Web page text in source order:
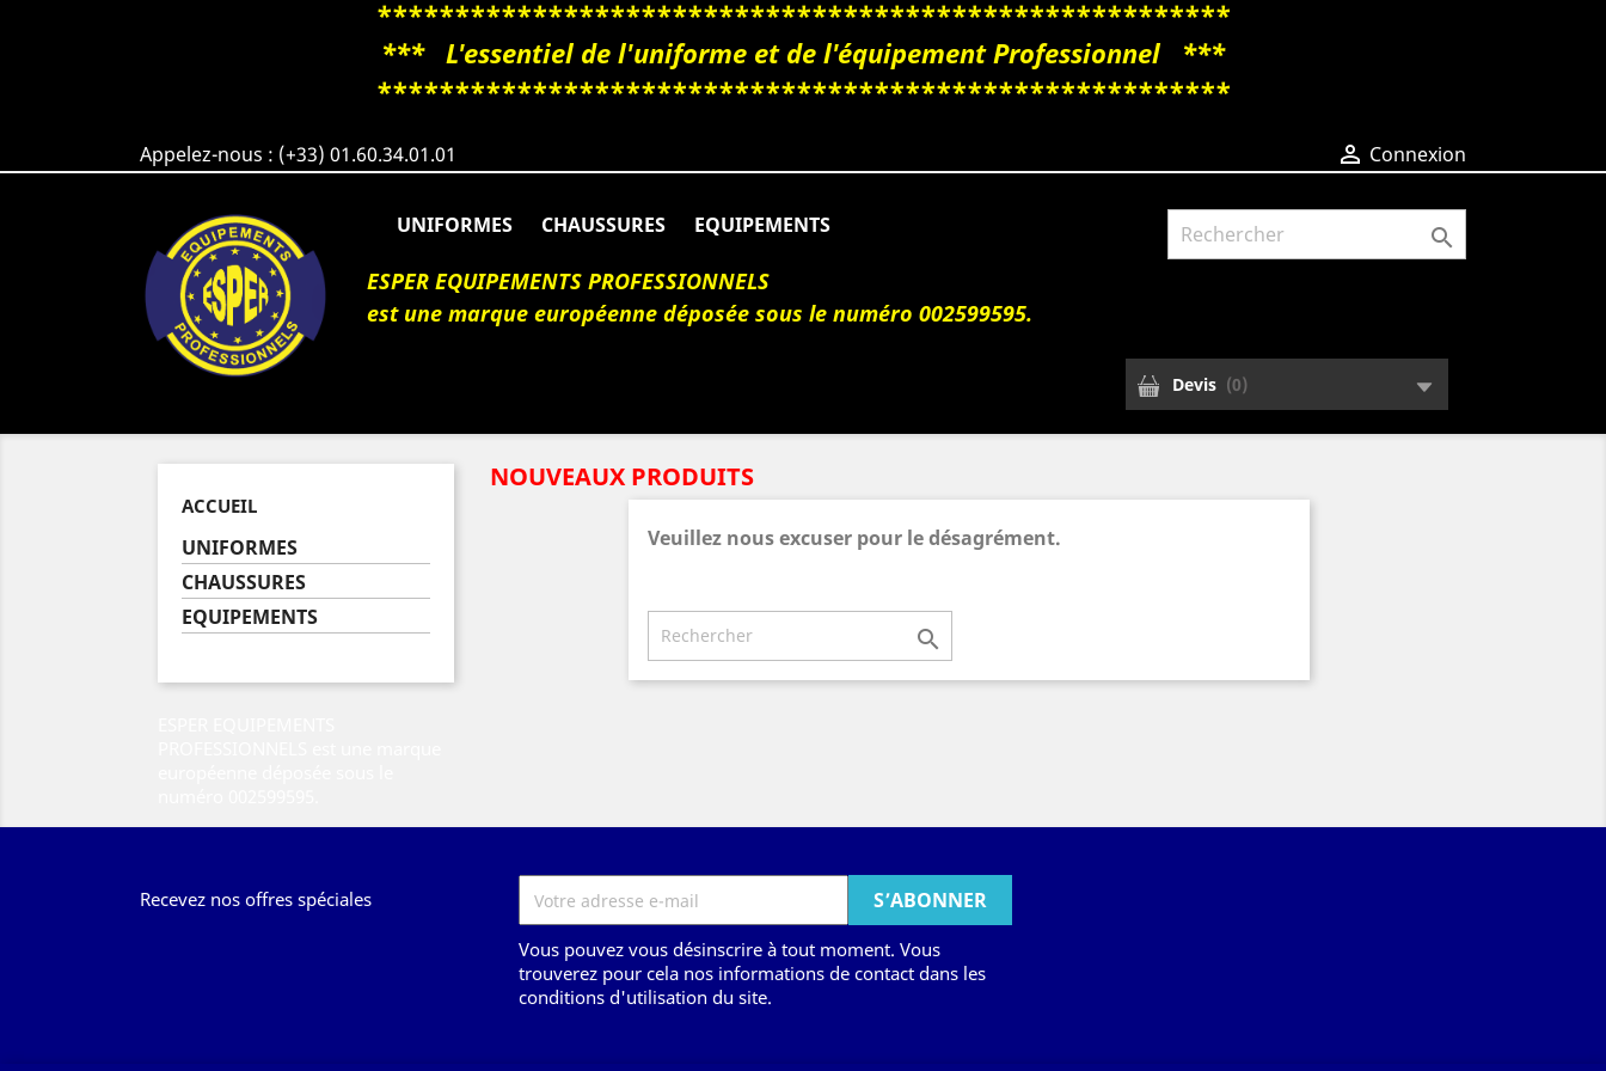
*******************************************************
*** L'essentiel de l'uniforme et de l'équipement Professionnel ***
*******************************************************
Appelez-nous : (+33) 01.60.34.01.01  Connexion
UNIFORMES CHAUSSURES EQUIPEMENTS

ESPER EQUIPEMENTS PROFESSIONNELS
est une marque européenne déposée sous le numéro 002599595.
Devis (0)
ACCUEIL
UNIFORMES
CHAUSSURES
EQUIPEMENTS
NOUVEAUX PRODUITS
Veuillez nous excuser pour le désagrément.

Recevez nos offres spéciales
Vous pouvez vous désinscrire à tout moment. Vous
trouverez pour cela nos informations de contact dans les
conditions d'utilisation du site.